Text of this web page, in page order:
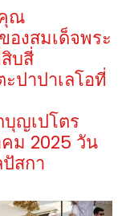
ณ
องสมเด็จพระ
บสี่
ปาปาเลโอที่
ญเปโตร
ม 2025 วัน
สกา